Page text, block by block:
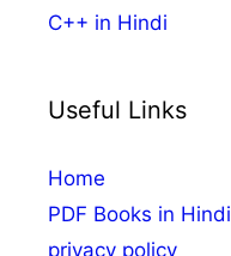
C++ in Hindi
Useful Links
Home
PDF Books in Hindi
privacy policy